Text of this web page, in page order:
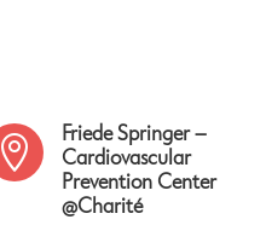

Friede Springer –
Cardiovascular
Prevention Center
@Charité